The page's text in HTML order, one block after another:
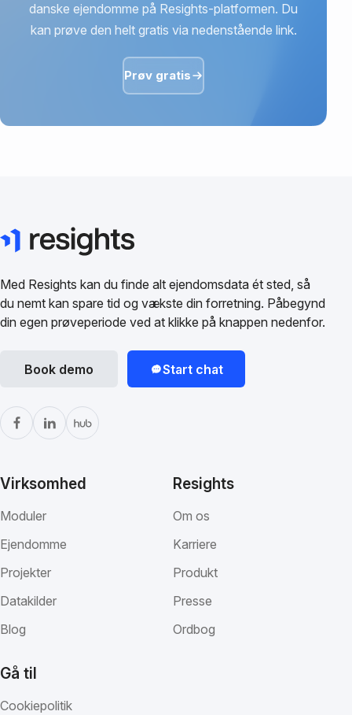
danske ejendomme på Resights-platformen. Du
kan prøve den helt gratis via nedenstående link.
Prøv gratis
Med Resights kan du finde alt ejendomsdata ét sted, så
du nemt kan spare tid og vækste din forretning. Påbegynd
din egen prøveperiode ved at klikke på knappen nedenfor.
Book demo Start chat
Virksomhed
Moduler
Ejendomme
Projekter
Datakilder
Blog
Resights
Om os
Karriere
Produkt
Presse
Ordbog
Gå til
Cookiepolitik